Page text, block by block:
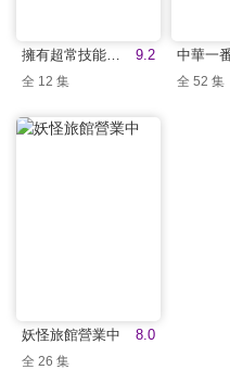
9.2
擁有超常技能的異世界流浪美食家
全 12 集
中華一
全 52 集
8.0
妖怪旅館營業中
全 26 集